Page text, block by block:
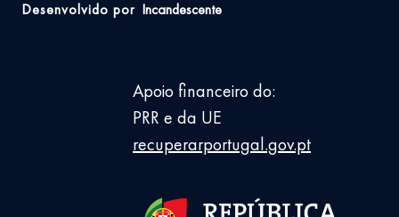
Desenvolvido por Incandescente
Apoio financeiro do:
PRR e da UE
recuperarportugal.gov.pt